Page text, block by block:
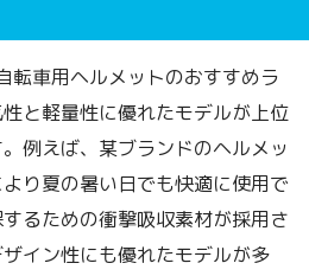
転車用ヘルメットのおすすめラ
と軽量性に優れたモデルが上位
例えば、某ブランドのヘルメッ
り夏の暑い日でも快適に使用で
るための衝撃吸収素材が採用さ
イン性にも優れたモデルが多